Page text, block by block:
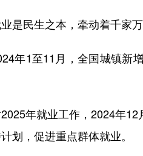
民生之本，牵动着千家万
1至11月，全国城镇新增
年就业工作，2024年12月
划，促进重点群体就业。